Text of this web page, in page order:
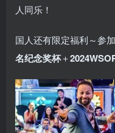
人同乐！
国人还有限定福利～参
名纪念奖杯＋